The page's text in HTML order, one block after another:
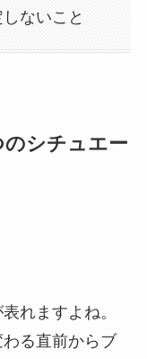
ないこと
シチュエー
れますよね。
る直前からブ